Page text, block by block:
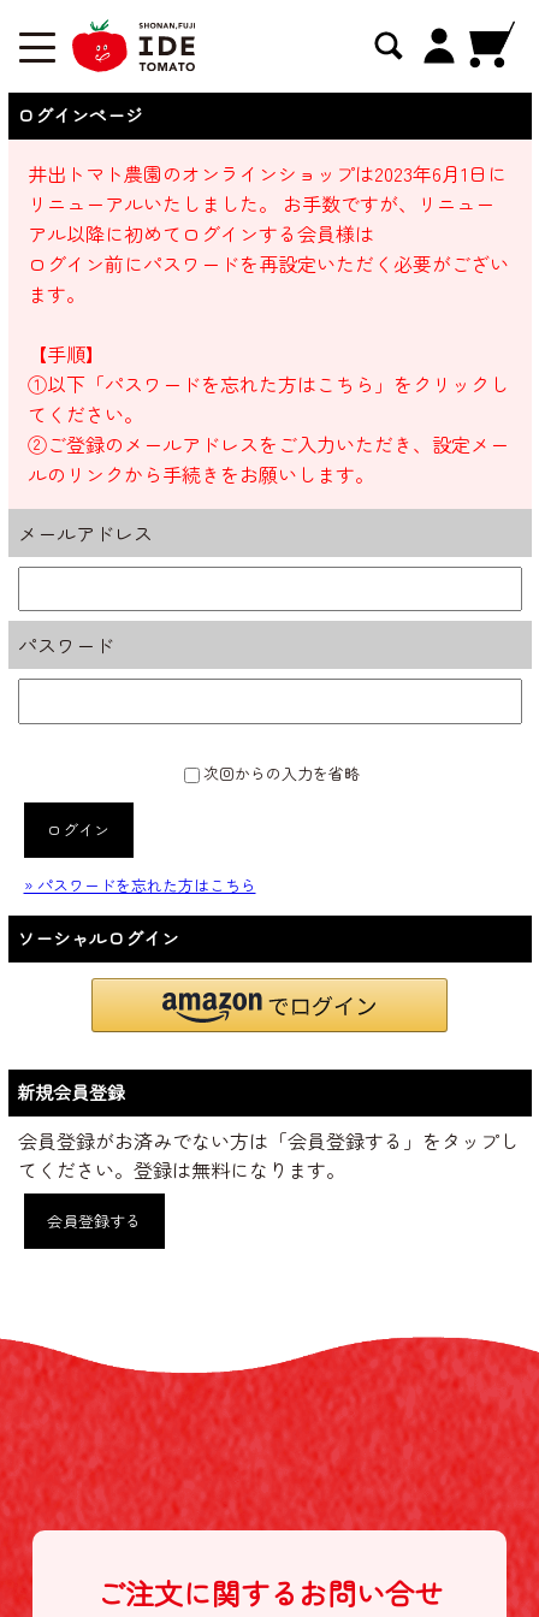
ログインページ
井出トマト農園のオンラインショップは2023年6月1日に
リニューアルいたしました。 お手数ですが、リニュー
アル以降に初めてログインする会員様は
ログイン前にパスワードを再設定いただく必要がござい
ます。
【手順】
①以下「パスワードを忘れた方はこちら」をクリックし
てください。
②ご登録のメールアドレスをご入力いただき、設定メー
ルのリンクから手続きをお願いします。
メールアドレス
パスワード
次回からの入力を省略
ログイン
» パスワードを忘れた方はこちら
ソーシャルログイン
新規会員登録
会員登録がお済みでない方は「会員登録する」をタップし
てください。登録は無料になります。
会員登録する
ご注文に関する お問い合せ